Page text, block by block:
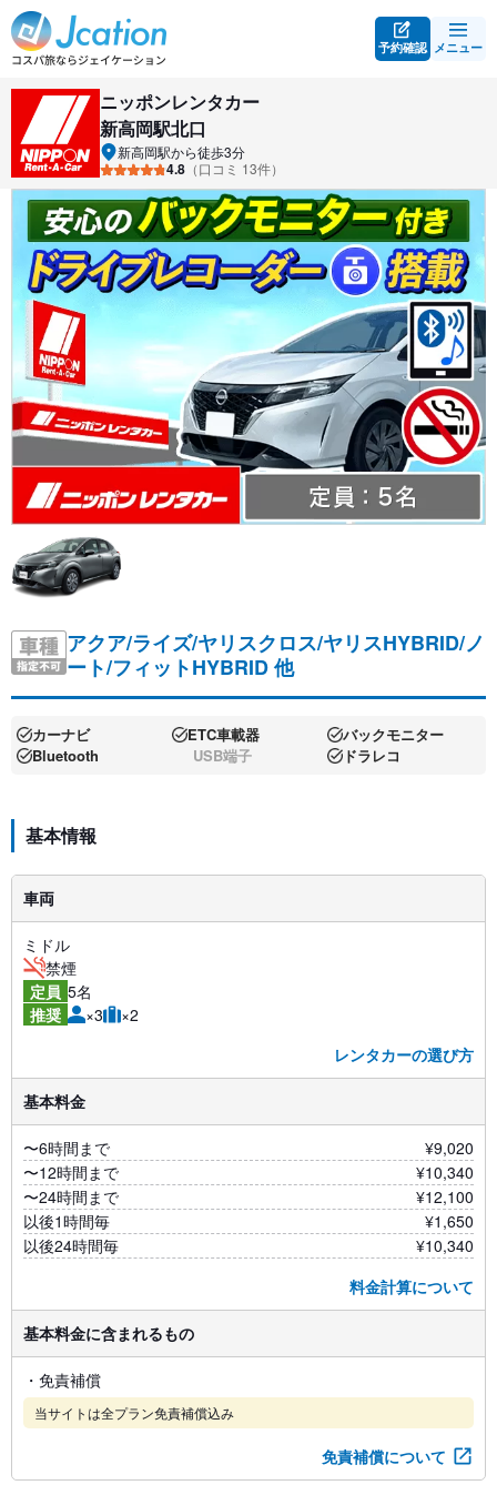
予約確認 メニュー
ニッポンレンタカー
新高岡駅北口
新高岡駅から徒歩3分
4.8 （口コミ 13件）
アクア/ライズ/ヤリスクロス/ヤリスHYBRID/ノ
ート/フィットHYBRID 他
カーナビ ETC車載器
バックモニター
Bluetooth
USB端子 ドラレコ
基本情報
車両
ミドル
禁煙
定員 5名
推奨
×3
×2
レンタカーの選び方
基本料金
〜6時間まで
¥9,020
〜12時間まで
¥10,340
〜24時間まで
¥12,100
以後1時間毎
¥1,650
以後24時間毎
¥10,340
料金計算について
基本料金に含まれるもの
・免責補償
当サイトは全プラン免責補償込み
免責補償について